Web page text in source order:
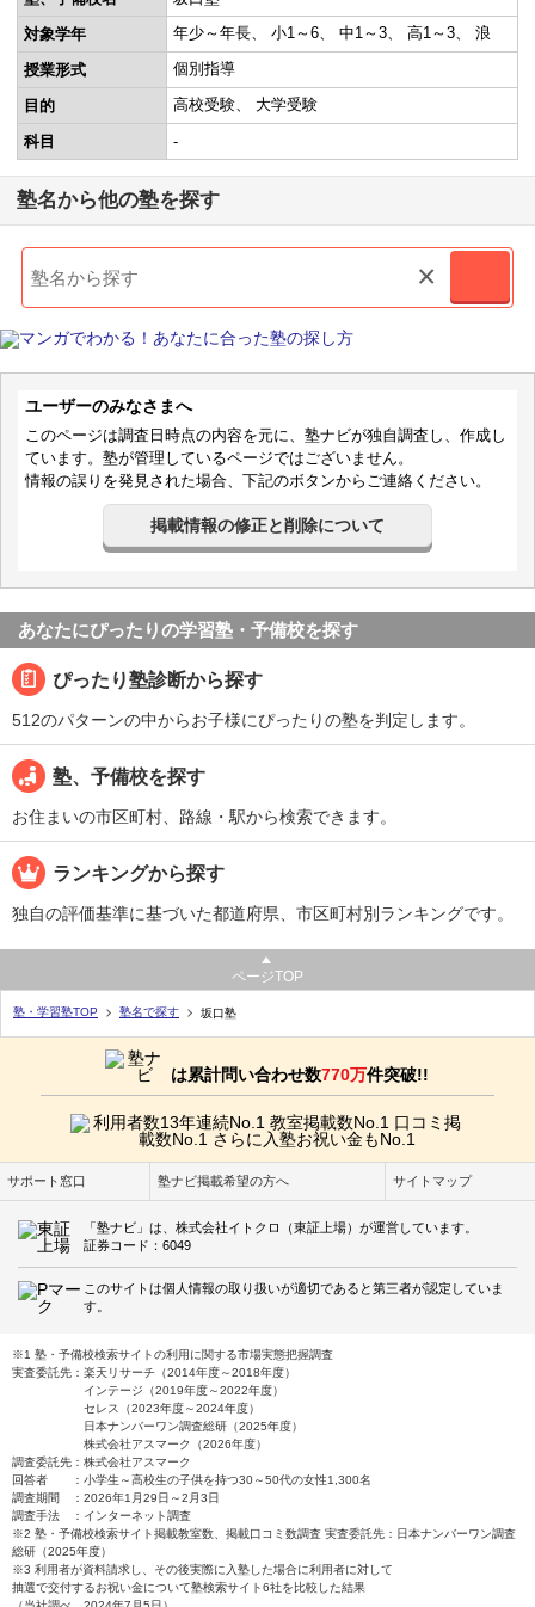
対象学年
年少～年長 小1～6 中1～3 高1～3 浪
授業形式 個別指導
目的 高校受験 大学受験
科目 -
塾名から他の塾を探す
×
ユーザーのみなさまへ
このページは調査日時点の内容を元に、塾ナビが独自調査し、作成し
ています。塾が管理しているページではございません。
情報の誤りを発見された場合、下記のボタンからご連絡ください。
掲載情報の修正と削除について
あなたにぴったりの学習塾・予備校を探す
ぴったり塾診断から探す
512のパターンの中からお子様にぴったりの塾を判定します。
塾、予備校を探す
お住まいの市区町村、路線・駅から検索できます。
ランキングから探す
独自の評価基準に基づいた都道府県、市区町村別ランキングです。
ページTOP
塾・学習塾TOP 塾名で探す 坂口塾
は累計問い合わせ数770万件突破!!
サポート窓口 塾ナビ掲載希望の方へ サイトマップ
「塾ナビ」は、株式会社イトクロ（東証上場）が運営しています。
証券コード：6049
このサイトは個人情報の取り扱いが適切であると第三者が認定していま
す。
※1 塾・予備校検索サイトの利用に関する市場実態把握調査
実査委託先：楽天リサーチ（2014年度～2018年度）
インテージ（2019年度～2022年度）
セレス（2023年度～2024年度）
日本ナンバーワン調査総研（2025年度）
株式会社アスマーク（2026年度）
調査委託先：株式会社アスマーク
回答者 ：小学生～高校生の子供を持つ30～50代の女性1,300名
調査期間 ：2026年1月29日～2月3日
調査手法 ：インターネット調査
※2 塾・予備校検索サイト掲載教室数、掲載口コミ数調査 実査委託先：日本ナンバーワン調査
総研（2025年度）
※3 利用者が資料請求し、その後実際に入塾した場合に利用者に対して
抽選で交付するお祝い金について塾検索サイト6社を比較した結果